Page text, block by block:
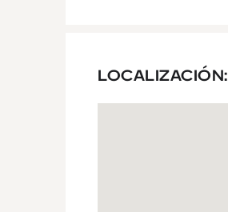
LOCALIZACIÓN: